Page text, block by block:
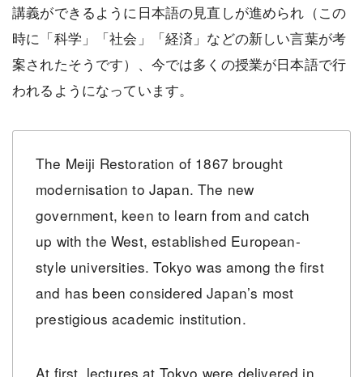
講義ができるように日本語の見直しが進められ（この
時に「科学」「社会」「経済」などの新しい言葉が考
案されたそうです）、今では多くの授業が日本語で行
われるようになっています。
The Meiji Restoration of 1867 brought
modernisation to Japan. The new
government, keen to learn from and catch
up with the West, established European-
style universities. Tokyo was among the first
and has been considered Japan’s most
prestigious academic institution.
At first, lectures at Tokyo were delivered in